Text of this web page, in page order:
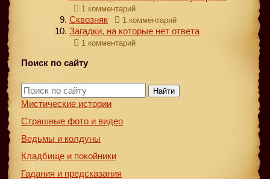
1 комментарий
Сквозняк 1 комментарий
Загадки, на которые нет ответа
1 комментарий
Поиск по сайту
Найти
Мистические истории
Страшные фото и видео
Ведьмы и колдуны
Кладбище и покойники
Гадания и предсказания